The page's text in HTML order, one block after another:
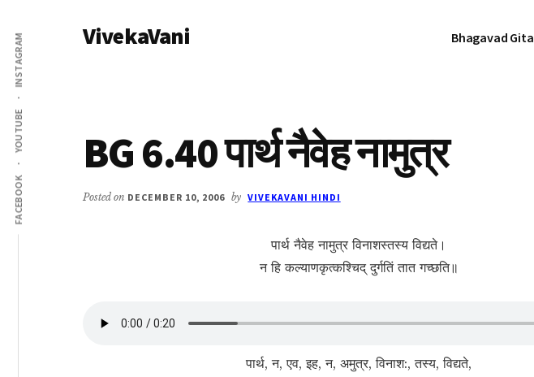
main
content
primary
sidebar
Additional
menu
FACEBOOK
YOUTUBE
INSTAGRAM VivekaVani Bhagavad Gita
BG 6.40 पार्थ नैवेह नामुत्र
Posted on DECEMBER 10, 2006 by VIVEKAVANI HINDI
पार्थ नैवेह नामुत्र विनाशस्तस्य विद्यते।
न हि कल्याणकृत्कश्चि‍द् दुर्गतिं तात गच्छति॥
पार्थ, न, एव, इह, न, अमुत्र, विनाश:, तस्य, विद्यते,